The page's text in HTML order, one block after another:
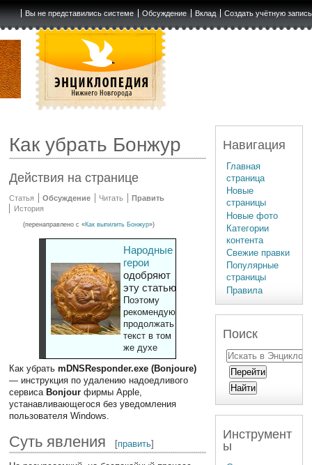
Вы не представились системе Обсуждение Вклад Создать учётную запись
Как убрать Бонжур
Действия на странице
Статья Обсуждение Читать
Править
История
(перенаправлено с «Как выпилить Бонжур»)
Народные
герои
одобряют
эту статью
Поэтому
рекомендуют
продолжать
текст в том
же духе
Как убратьmDNSResponder.exe (Bonjoure)
— инструкция по удалению надоедливого
сервиса Bonjour фирмы Apple,
устанавливающегося без уведомления
пользователя Windows.
Суть явления [править]
Навигация
Главная
страница
Новые
страницы
Новые фото
Категории
контента
Свежие правки
Популярные
страницы
Правила
Поиск
Инструмент
ы